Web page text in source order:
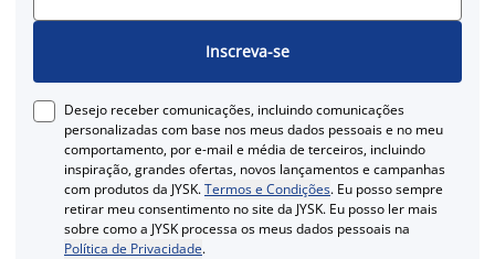
Inscreva-se
Desejo receber comunicações, incluindo comunicações
personalizadas com base nos meus dados pessoais e no meu
comportamento, por e-mail e média de terceiros, incluindo
inspiração, grandes ofertas, novos lançamentos e campanhas
com produtos da JYSK.Termos e Condições. Eu posso sempre
retirar meu consentimento no site da JYSK. Eu posso ler mais
sobre como a JYSK processa os meus dados pessoais na
Política de Privacidade.